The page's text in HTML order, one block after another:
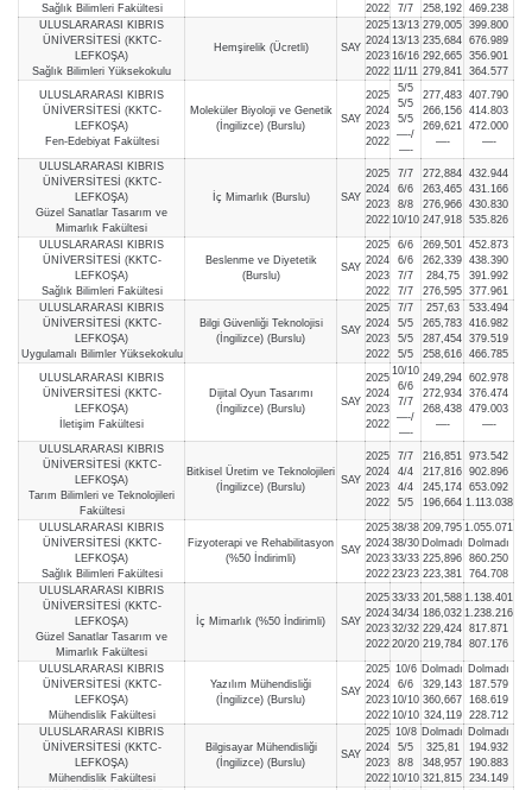
Sağlık Bilimleri Fakültesi
2022
7/7
258,192 469.238
ULUSLARARASI KIBRIS
ÜNİVERSİTESİ (KKTC-
LEFKOŞA)
Sağlık Bilimleri Yüksekokulu
Hemşirelik (Ücretli) SAY
2025
2024
2023
2022
13/13
13/13
16/16
11/11
279,005
235,684
292,665
279,841
399.800
676.989
356.901
364.577
ULUSLARARASI KIBRIS
ÜNİVERSİTESİ (KKTC-
LEFKOŞA)
Fen-Edebiyat Fakültesi
Moleküler Biyoloji ve Genetik
(İngilizce) (Burslu)
SAY
2025
2024
2023
2022
5/5
5/5
5/5
—-/
—-
277,483
266,156
269,621
—-
407.790
414.803
472.000
—-
ULUSLARARASI KIBRIS
ÜNİVERSİTESİ (KKTC-
LEFKOŞA)
Güzel Sanatlar Tasarım ve
Mimarlık Fakültesi
İç Mimarlık (Burslu) SAY
2025
2024
2023
2022
7/7
6/6
8/8
10/10
272,884
263,465
276,966
247,918
432.944
431.166
430.830
535.826
ULUSLARARASI KIBRIS
ÜNİVERSİTESİ (KKTC-
LEFKOŞA)
Sağlık Bilimleri Fakültesi
Beslenme ve Diyetetik
(Burslu)
SAY
2025
2024
2023
2022
6/6
6/6
7/7
7/7
269,501
262,339
284,75
276,595
452.873
438.390
391.992
377.961
ULUSLARARASI KIBRIS
ÜNİVERSİTESİ (KKTC-
LEFKOŞA)
Uygulamalı Bilimler Yüksekokulu
Bilgi Güvenliği Teknolojisi
(İngilizce) (Burslu)
SAY
2025
2024
2023
2022
7/7
5/5
5/5
5/5
257,63
265,783
287,454
258,616
533.494
416.982
379.519
466.785
ULUSLARARASI KIBRIS
ÜNİVERSİTESİ (KKTC-
LEFKOŞA)
İletişim Fakültesi
Dijital Oyun Tasarımı
(İngilizce) (Burslu)
SAY
2025
2024
2023
2022
10/10
6/6
7/7
—-/
—-
249,294
272,934
268,438
—-
602.978
376.474
479.003
—-
ULUSLARARASI KIBRIS
ÜNİVERSİTESİ (KKTC-
LEFKOŞA)
Tarım Bilimleri ve Teknolojileri
Fakültesi
Bitkisel Üretim ve Teknolojileri
(İngilizce) (Burslu)
SAY
2025
2024
2023
2022
7/7
4/4
4/4
5/5
216,851
217,816
245,174
196,664
973.542
902.896
653.092
1.113.038
ULUSLARARASI KIBRIS
ÜNİVERSİTESİ (KKTC-
LEFKOŞA)
Sağlık Bilimleri Fakültesi
Fizyoterapi ve Rehabilitasyon
(%50 İndirimli)
SAY
2025
2024
2023
2022
38/38
38/30
33/33
23/23
209,795
Dolmadı
225,896
223,381
1.055.071
Dolmadı
860.250
764.708
ULUSLARARASI KIBRIS
ÜNİVERSİTESİ (KKTC-
LEFKOŞA)
Güzel Sanatlar Tasarım ve
Mimarlık Fakültesi
İç Mimarlık (%50 İndirimli) SAY
2025
2024
2023
2022
33/33
34/34
32/32
20/20
201,588
186,032
229,424
219,784
1.138.401
1.238.216
817.871
807.176
ULUSLARARASI KIBRIS
ÜNİVERSİTESİ (KKTC-
LEFKOŞA)
Mühendislik Fakültesi
Yazılım Mühendisliği
(İngilizce) (Burslu)
SAY
2025
2024
2023
2022
10/6
6/6
10/10
10/10
Dolmadı
329,143
360,667
324,119
Dolmadı
187.579
168.619
228.712
ULUSLARARASI KIBRIS
ÜNİVERSİTESİ (KKTC-
LEFKOŞA)
Mühendislik Fakültesi
Bilgisayar Mühendisliği
(İngilizce) (Burslu)
SAY
2025
2024
2023
2022
10/8
5/5
8/8
10/10
Dolmadı
325,81
348,957
321,815
Dolmadı
194.932
190.883
234.149